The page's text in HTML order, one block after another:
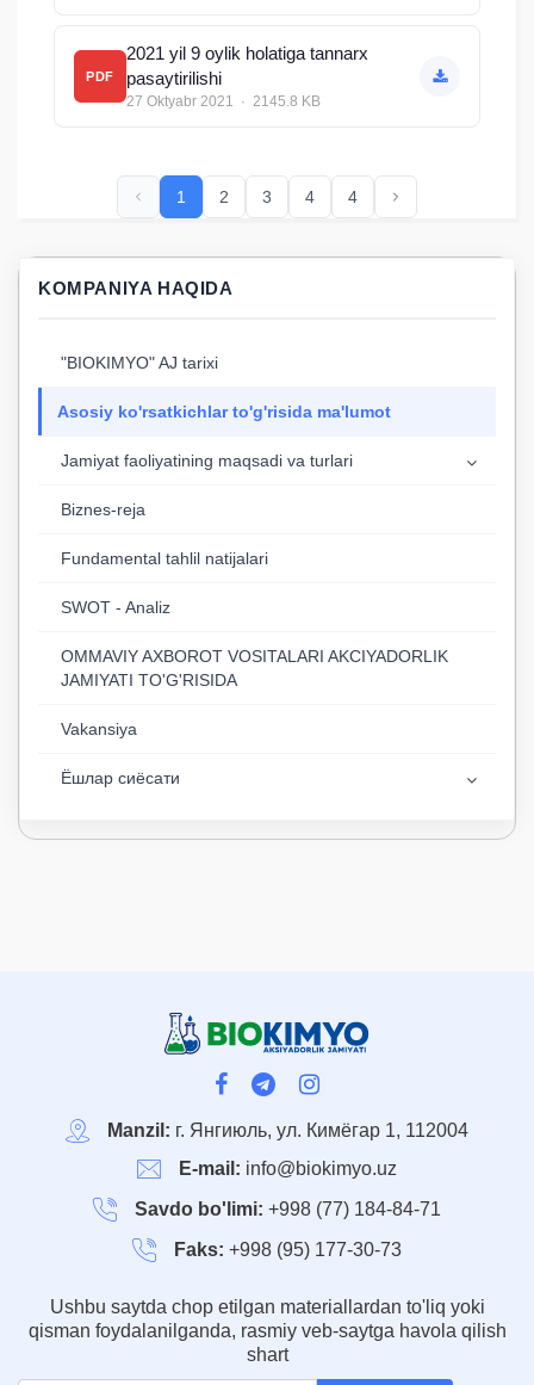
PDF
2021 yil 9 oylik holatiga tannarx
pasaytirilishi
27 Oktyabr 2021 · 2145.8 KB
1 2 3 4 4
KOMPANIYA HAQIDA
"BIOKIMYO" AJ tarixi
Asosiy ko'rsatkichlar to'g'risida ma'lumot
Jamiyat faoliyatining maqsadi va turlari
Biznes-reja
Fundamental tahlil natijalari
SWOT - Analiz
OMMAVIY AXBOROT VOSITALARI AKCIYADORLIK
JAMIYATI TO'G'RISIDA
Vakansiya
Ёшлар сиёсати
Manzil: г. Янгиюль, ул. Кимёгар 1, 112004
E-mail: info@biokimyo.uz
Savdo bo'limi: +998 (77) 184-84-71
Faks: +998 (95) 177-30-73
Ushbu saytda chop etilgan materiallardan to'liq yoki
qisman foydalanilganda, rasmiy veb-saytga havola qilish
shart